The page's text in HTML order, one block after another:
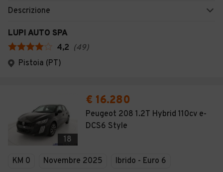
Descrizione
LUPI AUTO SPA
4,2 (49)
Pistoia (PT)
18
€ 16.280
Peugeot 208 1.2T Hybrid 110cv e-
DCS6 Style
KM 0 Novembre 2025
Ibrido - Euro 6